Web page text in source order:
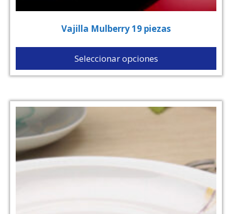
Vajilla Mulberry 19 piezas
Seleccionar opciones